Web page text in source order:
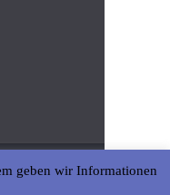
geben wir Informationen